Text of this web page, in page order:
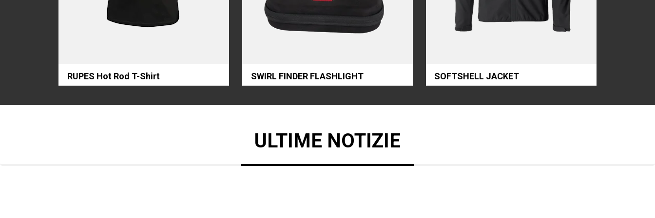
RUPES Hot Rod T-Shirt SWIRL FINDER FLASHLIGHT SOFTSHELL JACKET
ULTIME NOTIZIE